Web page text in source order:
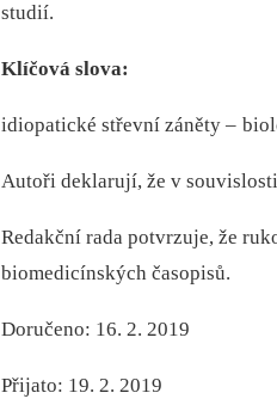
studií.
Klíčová slova:
idiopatické střevní záněty –
Autoři deklarují, že v
Redakční rada potvrzuje, že
bio­­­­medicínských časopisů.
Doručeno: 16. 2. 2019
Přijato: 19. 2. 2019